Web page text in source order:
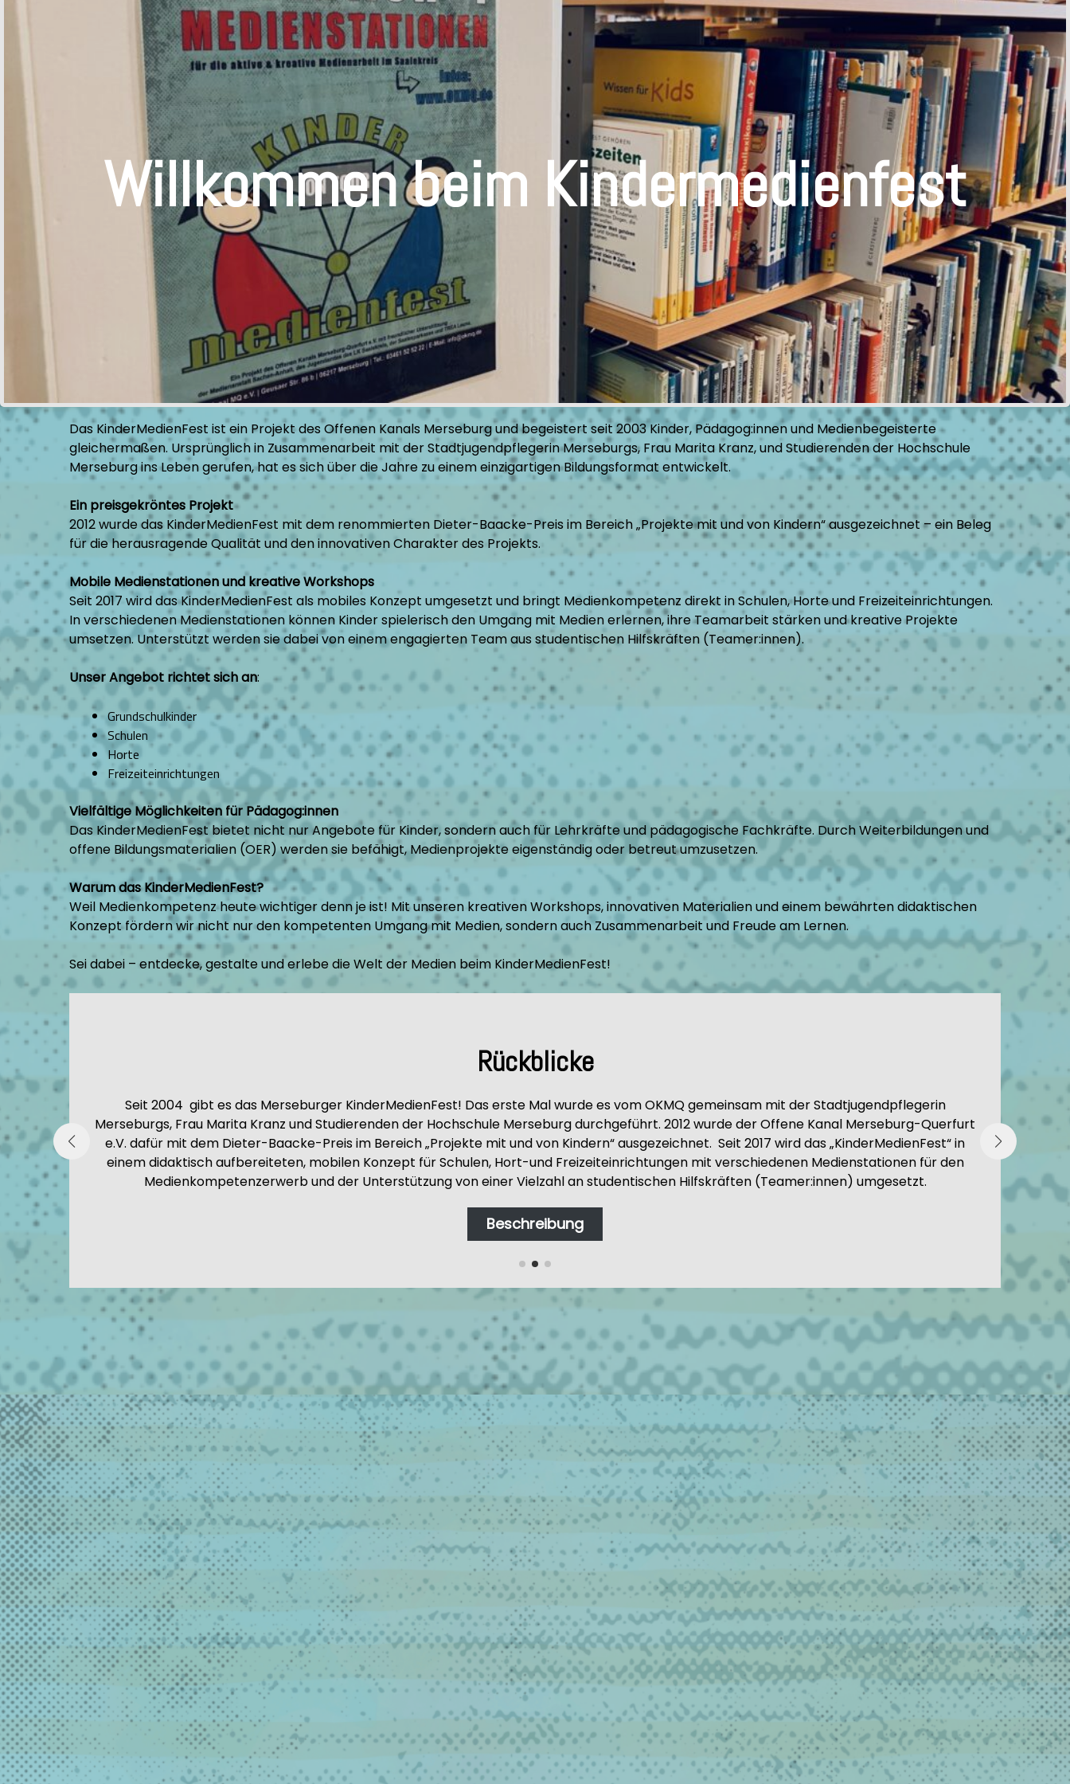
Willkommen beim Kindermedienfest
Das KinderMedienFest ist ein Projekt des Offenen Kanals Merseburg und begeistert seit 2003 Kinder, Pädagog:innen und Medienbegeisterte
gleichermaßen. Ursprünglich in Zusammenarbeit mit der Stadtjugendpflegerin Merseburgs, Frau Marita Kranz, und Studierenden der Hochschule
Merseburg ins Leben gerufen, hat es sich über die Jahre zu einem einzigartigen Bildungsformat entwickelt.
Ein preisgekröntes Projekt
2012 wurde das KinderMedienFest mit dem renommierten Dieter-Baacke-Preis im Bereich „Projekte mit und von Kindern“ ausgezeichnet – ein Beleg
für die herausragende Qualität und den innovativen Charakter des Projekts.
Mobile Medienstationen und kreative Workshops
Seit 2017 wird das KinderMedienFest als mobiles Konzept umgesetzt und bringt Medienkompetenz direkt in Schulen, Horte und Freizeiteinrichtungen.
In verschiedenen Medienstationen können Kinder spielerisch den Umgang mit Medien erlernen, ihre Teamarbeit stärken und kreative Projekte
umsetzen. Unterstützt werden sie dabei von einem engagierten Team aus studentischen Hilfskräften (Teamer:innen).
Unser Angebot richtet sich an:
Grundschulkinder
Schulen
Horte
Freizeiteinrichtungen
Vielfältige Möglichkeiten für Pädagog:innen
Das KinderMedienFest bietet nicht nur Angebote für Kinder, sondern auch für Lehrkräfte und pädagogische Fachkräfte. Durch Weiterbildungen und
offene Bildungsmaterialien (OER) werden sie befähigt, Medienprojekte eigenständig oder betreut umzusetzen.
Warum das KinderMedienFest?
Weil Medienkompetenz heute wichtiger denn je ist! Mit unseren kreativen Workshops, innovativen Materialien und einem bewährten didaktischen
Konzept fördern wir nicht nur den kompetenten Umgang mit Medien, sondern auch Zusammenarbeit und Freude am Lernen.
Sei dabei – entdecke, gestalte und erlebe die Welt der Medien beim KinderMedienFest!
– die
Rückblicke
Seit 2004 gibt es das Merseburger KinderMedienFest! Das erste Mal wurde es vom OKMQ gemeinsam mit der Stadtjugendpflegerin
Merseburgs, Frau Marita Kranz und Studierenden der Hochschule Merseburg durchgeführt. 2012 wurde der Offene Kanal Merseburg-Querfurt
e.V. dafür mit dem Dieter-Baacke-Preis im Bereich „Projekte mit und von Kindern“ ausgezeichnet. Seit 2017 wird das „KinderMedienFest“ in
einem didaktisch aufbereiteten, mobilen Konzept für Schulen, Hort-und Freizeiteinrichtungen mit verschiedenen Medienstationen für den
Medienkompetenzerwerb und der Unterstützung von einer Vielzahl an studentischen Hilfskräften (Teamer:innen) umgesetzt.
Beschreibung
Ob